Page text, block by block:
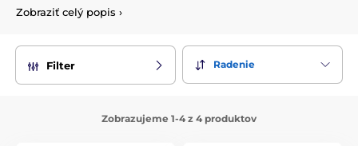
V kolekcii nájdete všetko, čo potrebujete pre štýlové
mís, šálok a hrnčekov, až po praktické podnosy, prestieranie,
obrusy, behúne a dokonca aj chňapky.Každý kúsok je
navrhnutý tak, aby na vašom stole vytvoril dokonalú
Vďaka vysokej kvalite spracovania a krásnemu dizajnu je
Zobraziť celý popis ›
Filter Radenie
Zobrazujeme 1-4 z 4 produktov